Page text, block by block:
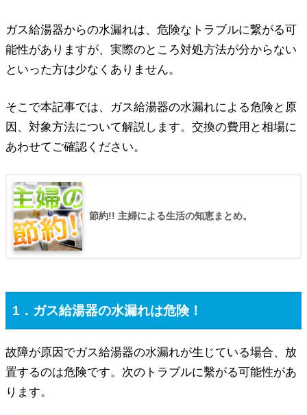
ガス給湯器からの水漏れは、危険なトラブルに繋がる可
能性がありますが、実際のところ対処方法が分からない
といった方は少なくありません。
そこで本記事では、ガス給湯器の水漏れによる危険と原
因、対象方法について解説します。交換の費用と相場に
あわせてご確認ください。
節約!! 主婦による生活の知恵まとめ。
1．ガス給湯器の水漏れは危険！
故障が原因でガス給湯器の水漏れが生じている場合、放
置するのは危険です。次のトラブルに繫がる可能性があ
ります。